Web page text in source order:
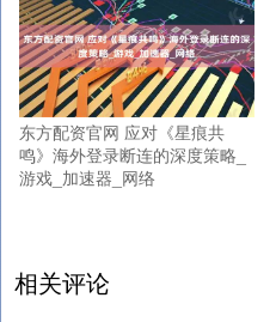
东方配资官网 应对《星痕共
鸣》海外登录断连的深度策略_
游戏_加速器_网络
相关评论